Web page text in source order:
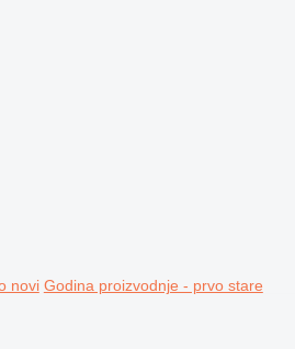
novi Godina proizvodnje - prvo stare